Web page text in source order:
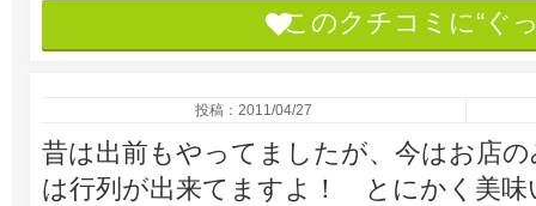
このクチコミに“ぐ
投稿：2011/04/27
昔は出前もやってましたが、今はお店
は行列が出来てますよ！ とにかく美味